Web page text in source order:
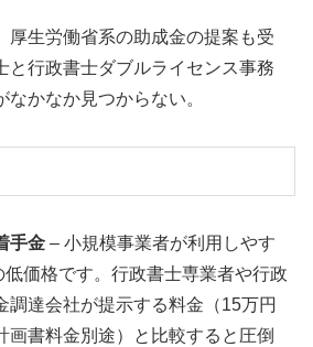
厚生労働省系の助成金の提案も受
と行政書士ダブルライセンス事務
なかなか見つからない。
手金 – 小規模事業者が利用しやす
低価格です。行政書士専業者や行政
調達会社が提示する料金（15万円
画書料金別途）と比較すると圧倒